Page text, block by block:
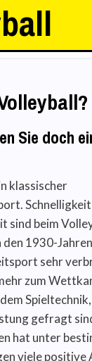
Sie doch
klassischer
sind beim
den 1930-
sehr
zum
gefragt
hat unter
viele positive